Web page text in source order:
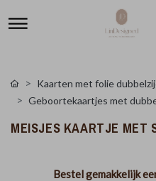
Kaarten met folie
Geboortekaartjes met
MEISJES KAARTJE MET
Bestel gemakkelijk